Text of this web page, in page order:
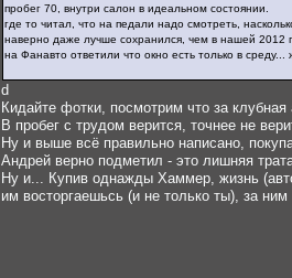
пробег 70, внутри салон в идеальном состоянии.
где то читал, что на педали надо смотреть,
наверно даже лучше сохранился, чем в нашей 2012
на Фанавто ответили что окно есть только в
d
Кидайте фотки, посмотрим что за клубная
В пробег с трудом верится, точнее не
Ну и выше всё правильно написано,
Андрей верно подметил - это лишняя
Ну и... Купив однажды Хаммер, жизнь
им восторгаешьсь (и не только ты), за